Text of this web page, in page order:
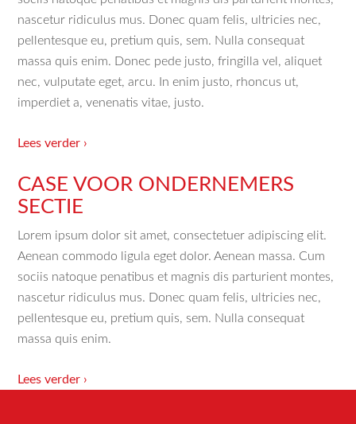
nascetur ridiculus mus. Donec quam felis, ultricies nec,
pellentesque eu, pretium quis, sem. Nulla consequat
massa quis enim. Donec pede justo, fringilla vel, aliquet
nec, vulputate eget, arcu. In enim justo, rhoncus ut,
imperdiet a, venenatis vitae, justo.
Lees verder ›
CASE VOOR ONDERNEMERS
SECTIE
Lorem ipsum dolor sit amet, consectetuer adipiscing elit.
Aenean commodo ligula eget dolor. Aenean massa. Cum
sociis natoque penatibus et magnis dis parturient montes,
nascetur ridiculus mus. Donec quam felis, ultricies nec,
pellentesque eu, pretium quis, sem. Nulla consequat
massa quis enim.
Lees verder ›